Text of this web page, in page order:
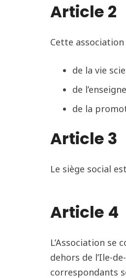
Article 2
Cette association
de la vie
de
de la
Article 3
Le siège social
Article 4
L’Association
dehors de l’Ile-
correspondants